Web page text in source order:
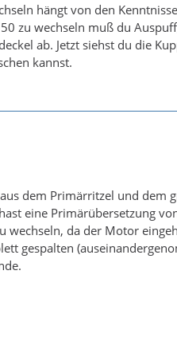
hängt von den
zu wechseln muß du
ab. Jetzt siehst du die
kannst.
dem Primärritzel und
eine Primärübersetzung
wechseln, da der Motor
gespalten